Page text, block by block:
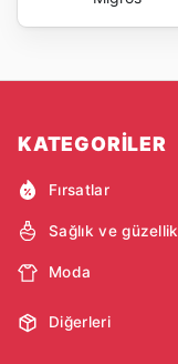
KATEGORİLER
Fırsatlar
Sağlık ve güzellik
Moda
Diğerleri